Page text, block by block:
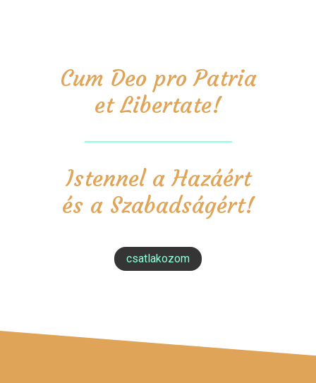
Cum Deo pro Patria
et Libertate!
Istennel a Hazáért
és a Szabadságért!
csatlakozom